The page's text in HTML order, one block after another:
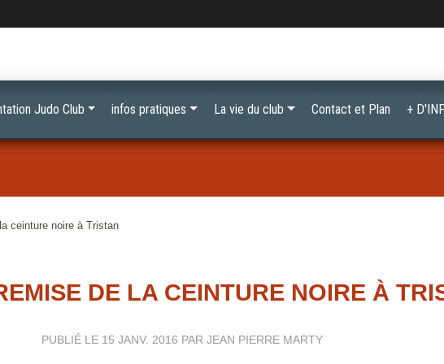
ceinture noire à Tristan
DE LA CEINTURE NOIRE À
PUBLIÉ LE 15 JANV. 2016 PAR JEAN PIERRE MARTY
Judo Club infos pratiques La vie du club Contact et Plan +